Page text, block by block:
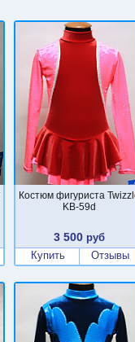
Костюм фигуриста
KB-59d
3 500руб
Купить
Отзывы